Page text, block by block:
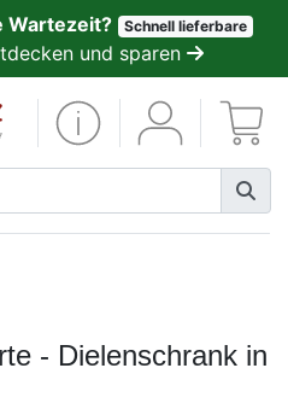
Wartezeit? Schnell lieferbare
und sparen
- Dielenschrank in